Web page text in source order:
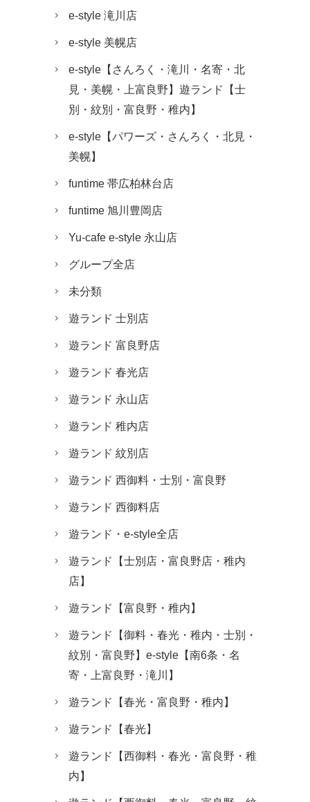
e-style 滝川店
e-style 美幌店
e-style【さんろく・滝川・名寄・北
見・美幌・上富良野】遊ランド【士
別・紋別・富良野・稚内】
e-style【パワーズ・さんろく・北見・
美幌】
funtime 帯広柏林台店
funtime 旭川豊岡店
Yu-cafe e-style 永山店
グループ全店
未分類
遊ランド 士別店
遊ランド 富良野店
遊ランド 春光店
遊ランド 永山店
遊ランド 稚内店
遊ランド 紋別店
遊ランド 西御料・士別・富良野
遊ランド 西御料店
遊ランド・e-style全店
遊ランド【士別店・富良野店・稚内
店】
遊ランド【富良野・稚内】
遊ランド【御料・春光・稚内・士別・
紋別・富良野】e-style【南6条・名
寄・上富良野・滝川】
遊ランド【春光・富良野・稚内】
遊ランド【春光】
遊ランド【西御料・春光・富良野・稚
内】